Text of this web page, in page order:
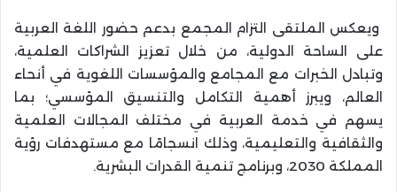
ويعكس الملتقى التزام المجمع بدعم حضور اللغة العربية
على الساحة الدولية، من خلال تعزيز الشراكات العلمية،
وتبادل الخبرات مع المجامع والمؤسسات اللغوية في أنحاء
العالم، ويبرز أهمية التكامل والتنسيق المؤسسي؛ بما
يسهم في خدمة العربية في مختلف المجالات العلمية
والثقافية والتعليمية، وذلك انسجامًا مع مستهدفات رؤية
المملكة 2030، وبرنامج تنمية القدرات البشرية.